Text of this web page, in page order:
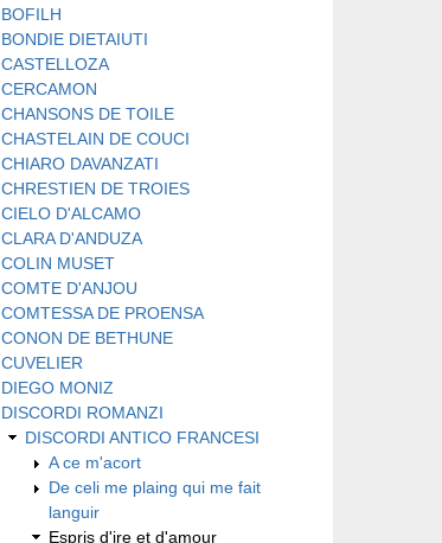
BOFILH
BONDIE DIETAIUTI
CASTELLOZA
CERCAMON
CHANSONS DE TOILE
CHASTELAIN DE COUCI
CHIARO DAVANZATI
CHRESTIEN DE TROIES
CIELO D'ALCAMO
CLARA D'ANDUZA
COLIN MUSET
COMTE D'ANJOU
COMTESSA DE PROENSA
CONON DE BETHUNE
CUVELIER
DIEGO MONIZ
DISCORDI ROMANZI
DISCORDI ANTICO FRANCESI
A ce m'acort
De celi me plaing qui me fait
languir
Espris d'ire et d'amour